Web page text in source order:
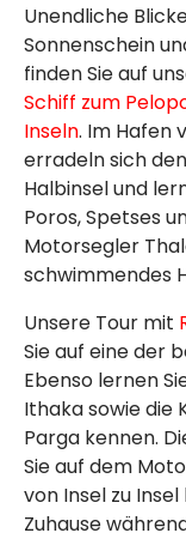
Unendliche
Sonnenschein
finden Sie auf
Schiff zum
Inseln. Im Hafen
erradeln sich
Halbinsel und
Poros, Spetses
Motorsegler
schwimmendes
Unsere Tour mit
Sie auf eine der
Ebenso lernen
Ithaka sowie die
Parga kennen.
Sie auf dem
von Insel zu
Zuhause